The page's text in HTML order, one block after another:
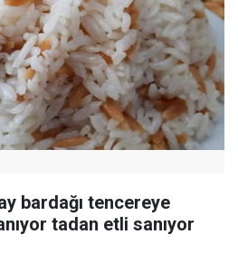
bardağı tencereye
tadan etli sanıyor